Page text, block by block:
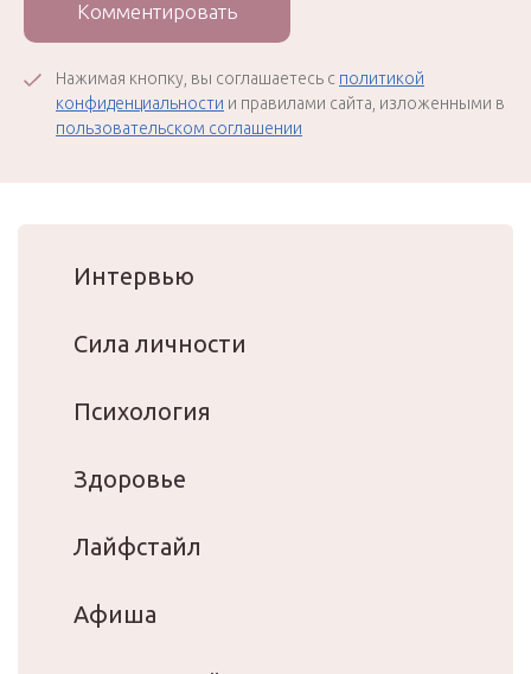
Комментировать
Нажимая кнопку, вы соглашаетесь с политикой
конфиденциальности и правилами сайта, изложенными в
пользовательском соглашении
Интервью
Сила личности
Психология
Здоровье
Лайфстайл
Афиша